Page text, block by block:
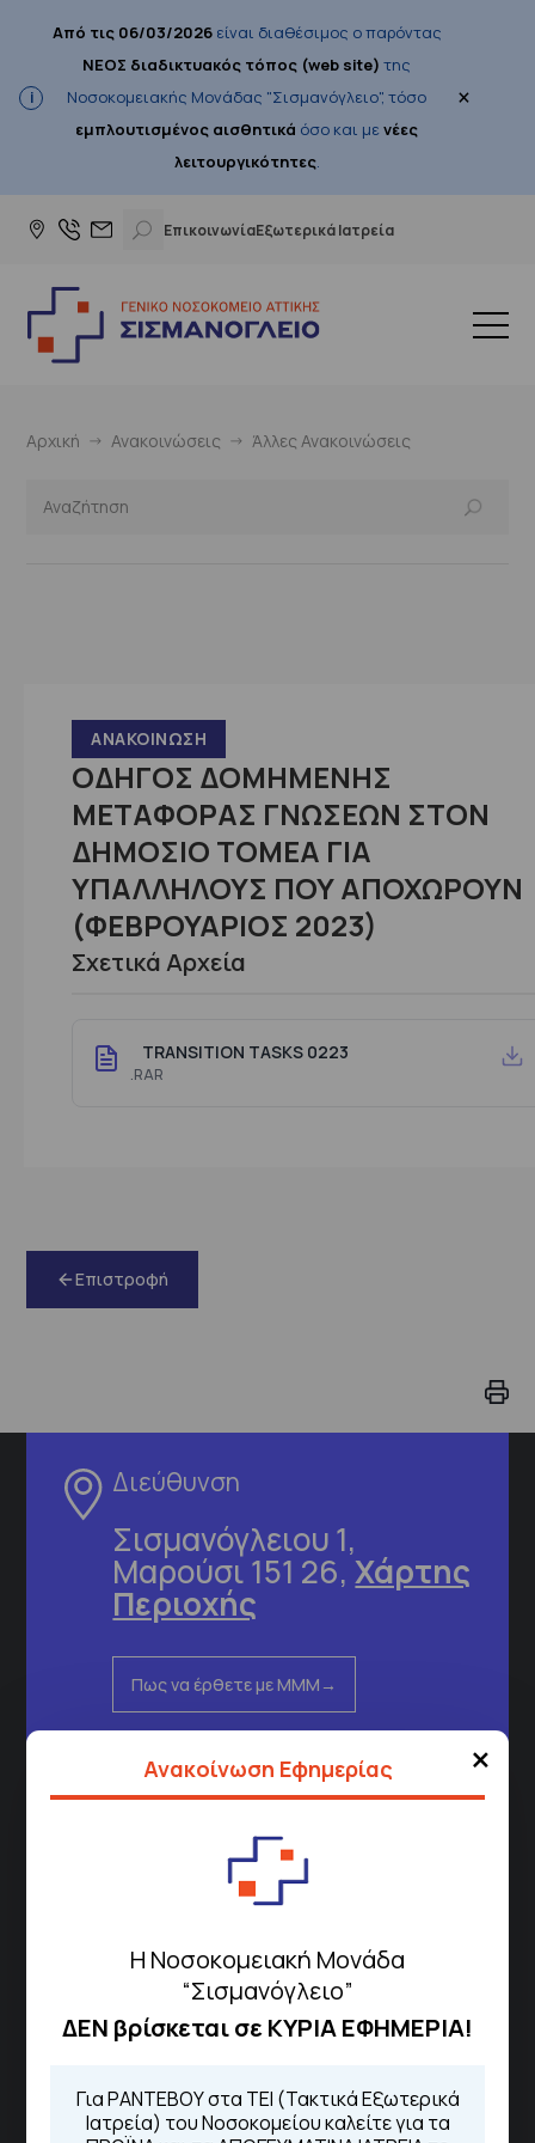
Από τις 06/03/2026είναι διαθέσιμος ο παρόντας
ΝΕΟΣ διαδικτυακός τόπος (web site) της
Νοσοκομειακής Μονάδας "Σισμανόγλειο", τόσο
εμπλουτισμένος αισθητικά όσο και μενέες
λειτουργικότητες.
×
ΕπικοινωνίαΕξωτερικά Ιατρεία
×
Ανακοίνωση Εφημερίας
Η Νοσοκομειακή Μονάδα
“Σισμανόγλειο”
ΔΕΝ βρίσκεται σε ΚΥΡΙΑ ΕΦΗΜΕΡΙΑ!
Για ΡΑΝΤΕΒΟΥ στα ΤΕΙ (Τακτικά Εξωτερικά
Ιατρεία) του Νοσοκομείου καλείτε για τα
Αρχική Ανακοινώσεις Άλλες Ανακοινώσεις
ΑΝΑΚΟΊΝΩΣΗ
ΟΔΗΓΟΣ ΔΟΜΗΜΕΝΗΣ
ΜΕΤΑΦΟΡΑΣ ΓΝΩΣΕΩΝ ΣΤΟΝ
ΔΗΜΟΣΙΟ ΤΟΜΕΑ ΓΙΑ
ΥΠΑΛΛΗΛΟΥΣ ΠΟΥ ΑΠΟΧΩΡΟΥΝ
(ΦΕΒΡΟΥΑΡΙΟΣ 2023)
Σχετικά Αρχεία
TRANSITION TASKS 0223
.RAR
Επιστροφή
Διεύθυνση
Σισμανόγλειου 1,
Μαρούσι 151 26,Χάρτης
Περιοχής
Πως να έρθετε με ΜΜΜ
Τηλέφωνα για Ραντεβού
Για τα πρωινά και τα απογευματινά
Από τον ιστότοπο
Καλώντας στην φωνητική πύλη του
Μέσω της εφαρμογής "MyHealth
App"
ΓΝΑ Νοσοκομείο Σισμανόγλειο - Αμαλία Φλέμιγκ